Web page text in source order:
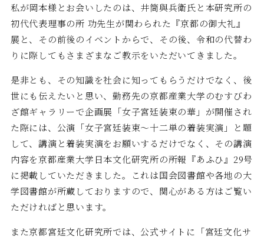
私が岡本様とお会いしたのは、井筒與兵衛氏と本研究所の
初代代表理事の所 功先生が関わられた『京都の御大礼』
展と、その前後のイベントからで、その後、令和の代替わ
りに際してもさまざまなご教示をいただいてきました。
是非とも、その知識を社会に知ってもらうだけでなく、後
世にも伝えたいと思い、勤務先の京都産業大学のむすびわ
ざ館ギャラリーで企画展「女子宮廷装束の華」が開催され
た際には、公演「女子宮廷装束～十二単の着装実演」と題
して、講演と着装実演をお願いするだけでなく、その講演
内容を京都産業大学日本文化研究所の所報『あふひ』29号
に掲載していただきました。これは国会図書館や各地の大
学図書館が所蔵しておりますので、関心がある方はご覧い
ただければと思います。
また京都宮廷文化研究所では、公式サイトに「宮廷文化サ